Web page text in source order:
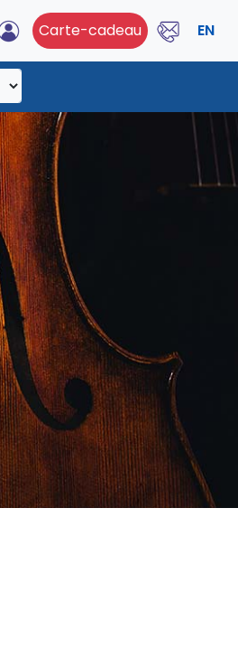
Carte-cadeau EN